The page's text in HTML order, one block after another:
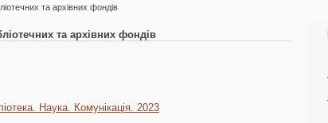
та архівних фондів
та архівних фондів
Наука. Комунікація. 2023